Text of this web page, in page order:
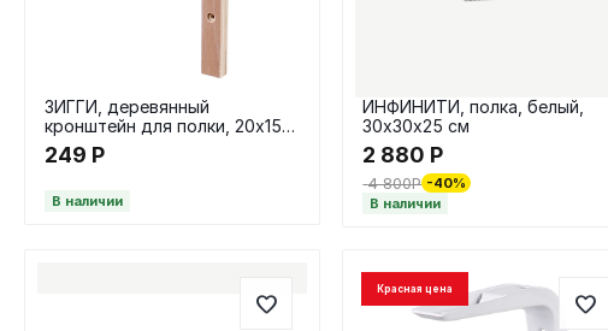
ЗИГГИ, деревянный
кронштейн для полки, 20х15
см, натуральный
249 Р
В наличии
ИНФИНИТИ, полка, белый,
30х30х25 см
2 880 Р
4 800Р -40%
В наличии
Красная цена